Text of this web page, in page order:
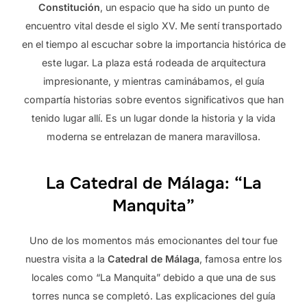
Constitución, un espacio que ha sido un punto de
encuentro vital desde el siglo XV. Me sentí transportado
en el tiempo al escuchar sobre la importancia histórica de
este lugar. La plaza está rodeada de arquitectura
impresionante, y mientras caminábamos, el guía
compartía historias sobre eventos significativos que han
tenido lugar allí. Es un lugar donde la historia y la vida
moderna se entrelazan de manera maravillosa.
La Catedral de Málaga: “La
Manquita”
Uno de los momentos más emocionantes del tour fue
nuestra visita a la Catedral de Málaga, famosa entre los
locales como “La Manquita” debido a que una de sus
torres nunca se completó. Las explicaciones del guía